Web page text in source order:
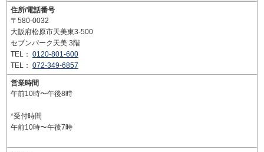
住所/電話番号
〒580-0032
大阪府松原市天美東3-500
セブンパーク天美 3階
TEL： 0120-801-600
TEL： 072-349-6857
営業時間
午前10時〜午後8時
*受付時間
午前10時〜午後7時